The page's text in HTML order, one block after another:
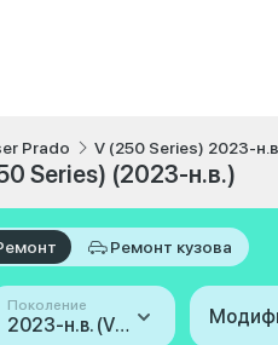
Prado V (250 Series) 2023-н.в.
Series) (2023-н.в.)
Ремонт кузова
Поколение
2023-н.в. (V (250 Series))